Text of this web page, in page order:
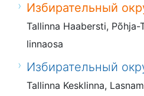
Избирательный
Tallinna Haabersti, Põhja-
linnaosa
Избирательный
Tallinna Kesklinna,